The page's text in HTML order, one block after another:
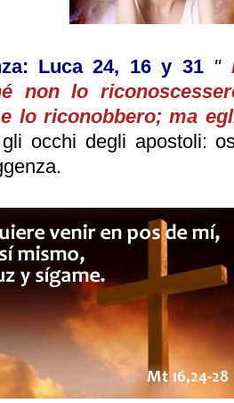
Luca 24, 16 y 31 "
non lo
lo riconobbero; ma
occhi degli apostoli: